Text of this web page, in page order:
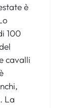
è
100
cavalli
La